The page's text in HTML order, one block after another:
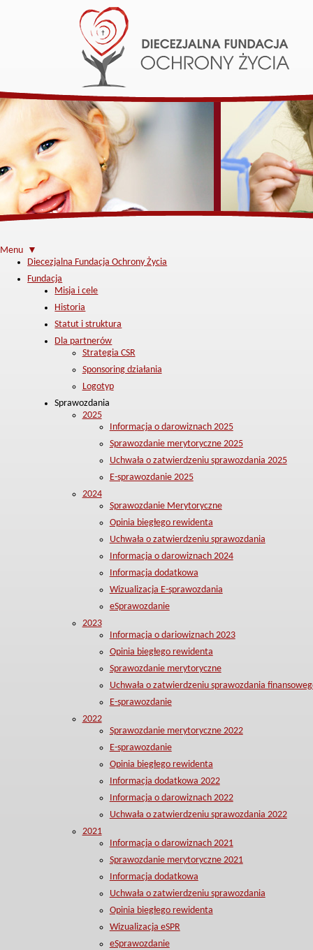
Menu ▼
Diecezjalna Fundacja Ochrony Życia
Fundacja
Misja i cele
Historia
Statut i struktura
Dla partnerów
Strategia CSR
Sponsoring działania
Logotyp
Sprawozdania
2025
Informacja o darowiznach 2025
Sprawozdanie merytoryczne 2025
Uchwała o zatwierdzeniu sprawozdania 2025
E-sprawozdanie 2025
2024
Sprawozdanie Merytoryczne
Opinia biegłego rewidenta
Uchwała o zatwierdzeniu sprawozdania
Informacja o darowiznach 2024
Informacja dodatkowa
Wizualizacja E-sprawozdania
eSprawozdanie
2023
Informacja o dariowiznach 2023
Opinia biegłego rewidenta
Sprawozdanie merytoryczne
Uchwała o zatwierdzeniu sprawozdania
E-sprawozdanie
2022
Sprawozdanie merytoryczne 2022
E-sprawozdanie
Opinia biegłego rewidenta
Informacja dodatkowa 2022
Informacja o darowiznach 2022
Uchwała o zatwierdzeniu sprawozdania 2022
2021
Informacja o darowiznach 2021
Sprawozdanie merytoryczne 2021
Informacja dodatkowa
Uchwała o zatwierdzeniu sprawozdania
Opinia biegłego rewidenta
Wizualizacja eSPR
eSprawozdanie